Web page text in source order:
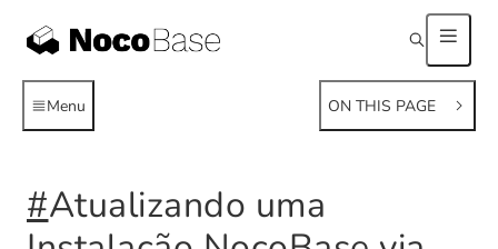
Menu ON THIS PAGE
#Atualizando uma